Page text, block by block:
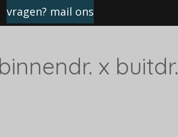
vragen? mail ons
x buitdr.